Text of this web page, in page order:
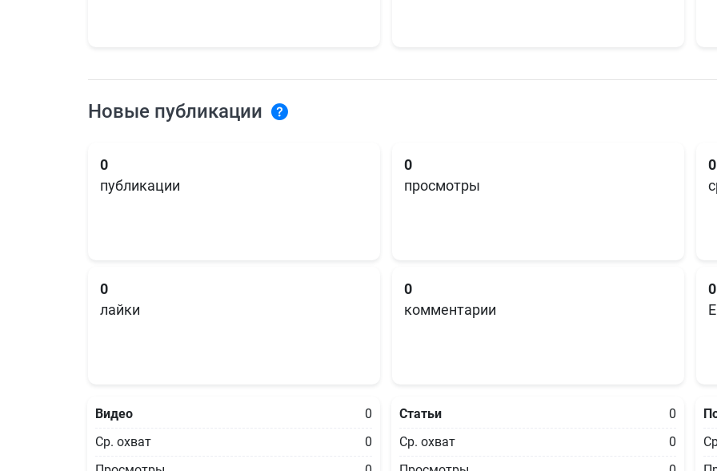
Новые публикации
0
публикации
0
просмотры
0
0
лайки
0
комментарии
0
Видео
0
Ср. охват
0
Статьи
0
Ср. охват
0